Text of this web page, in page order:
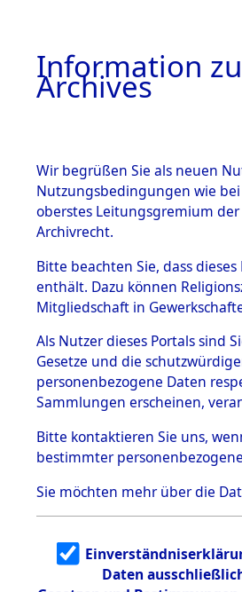
BESTÄNDE
1.
mente
5. Verschiedenes
5.3
Todesmärsche
5.3.1 Alliierte
Erhebungen
zu
Todesmärsch
en
5.3.2
Identifizierun
g
5.3.3
Information
Archives
Wir begrüßen Sie als neuen
Nutzungsbedingungen wie
oberstes Leitungsgremium
Archivrecht.
Bitte beachten Sie, dass
enthält. Dazu können
Mitgliedschaft in
Als Nutzer dieses Portals sind
Gesetze und die
personenbezogene Daten
Sammlungen erscheinen,
Bitte kontaktieren Sie uns,
bestimmter
Sie möchten mehr über die
Daten